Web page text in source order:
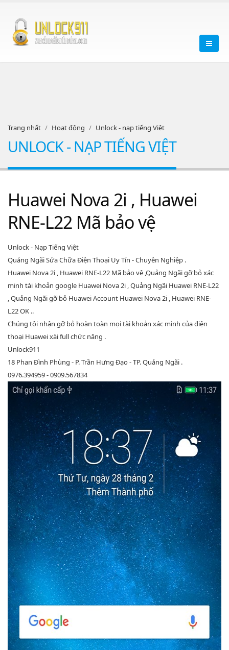
Trang nhất Hoạt động Unlock - nạp tiếng Việt
UNLOCK - NẠP TIẾNG VIỆT
Huawei Nova 2i , Huawei
RNE-L22 Mã bảo vệ
Unlock - Nạp Tiếng Việt
Quảng Ngãi Sửa Chữa Điện Thoại Uy Tín - Chuyên Nghiệp .
Huawei Nova 2i , Huawei RNE-L22 Mã bảo vệ ,Quảng Ngãi gỡ bỏ xác
minh tài khoản google Huawei Nova 2i , Quảng Ngãi Huawei RNE-L22
, Quảng Ngãi gỡ bỏ Huawei Account Huawei Nova 2i , Huawei RNE-
L22 OK ..
Chúng tôi nhận gỡ bỏ hoàn toàn mọi tài khoản xác minh của điện
thoại Huawei xài full chức năng .
Unlock911
18 Phan Đình Phùng - P. Trần Hưng Đạo - TP. Quảng Ngãi .
0976.394959 - 0909.567834